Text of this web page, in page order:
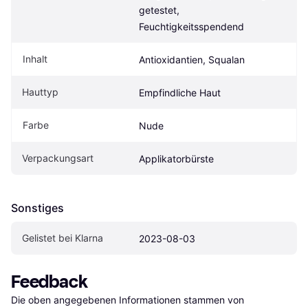
getestet,
Feuchtigkeitsspendend
Inhalt Antioxidantien, Squalan
Hauttyp Empfindliche Haut
Farbe Nude
Verpackungsart Applikatorbürste
Sonstiges
Gelistet bei Klarna 2023-08-03
Feedback
Die oben angegebenen Informationen stammen von